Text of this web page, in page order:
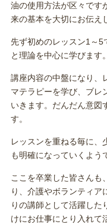
油の使用方法が区々です
来の基本を大切にお伝え
先ず初めのレッスン1～5
と理論を中心に学びます。
講座内容の中盤になり、
マテラピーを学び、ブレ
いきます。だんだん意図
す。
レッスンを重ねる毎に、
も明確になっていくよう
ここを卒業した皆さんも
り、介護やボランティア
りの講師として活躍した
けにお仕事にとり入れて